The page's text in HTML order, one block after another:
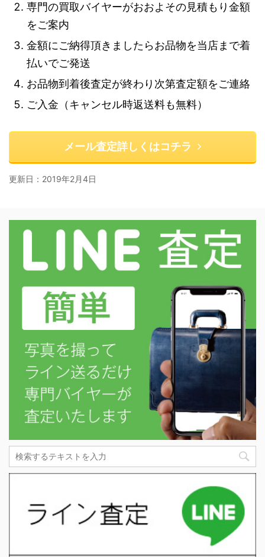
専門の買取バイヤーがおおよその見積もり金額
をご案内
金額にご納得頂きましたらお品物を当店まで着
払いでご発送
お品物到着後査定が終わり次第査定額をご連絡
ご入金（キャンセル時返送料も無料）
メール査定詳しくはコチラ
更新日： 2019年2月4日